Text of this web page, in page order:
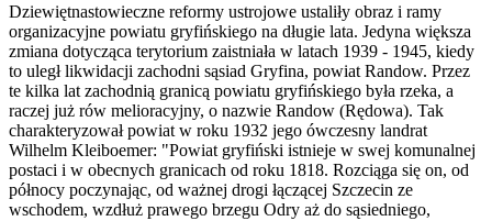
Dziewiętnastowieczne reformy ustrojowe ustaliły obraz i ramy
organizacyjne powiatu gryfińskiego na długie lata. Jedyna większa
zmiana dotycząca terytorium zaistniała w latach 1939 - 1945, kiedy
to uległ likwidacji zachodni sąsiad Gryfina, powiat Randow. Przez
te kilka lat zachodnią granicą powiatu gryfińskiego była rzeka, a
raczej już rów melioracyjny, o nazwie Randow (Rędowa). Tak
charakteryzował powiat w roku 1932 jego ówczesny landrat
Wilhelm Kleiboemer: "Powiat gryfiński istnieje w swej komunalnej
postaci i w obecnych granicach od roku 1818. Rozciąga się on, od
północy poczynając, od ważnej drogi łączącej Szczecin ze
wschodem, wzdłuż prawego brzegu Odry aż do sąsiedniego,